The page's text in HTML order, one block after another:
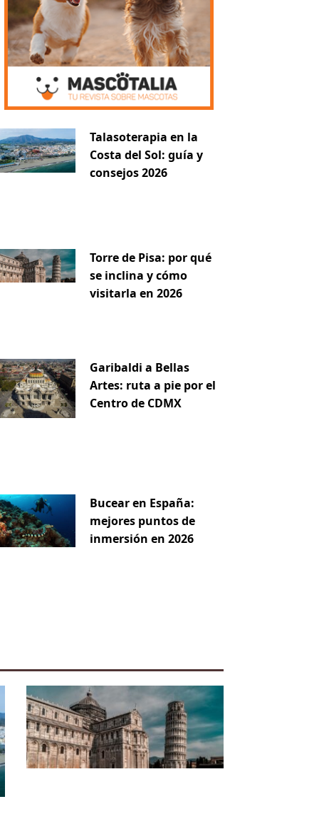
Talasoterapia en la
Costa del Sol: guía y
consejos 2026
Torre de Pisa: por qué
se inclina y cómo
visitarla en 2026
Garibaldi a Bellas
Artes: ruta a pie por el
Centro de CDMX
Bucear en España:
mejores puntos de
inmersión en 2026